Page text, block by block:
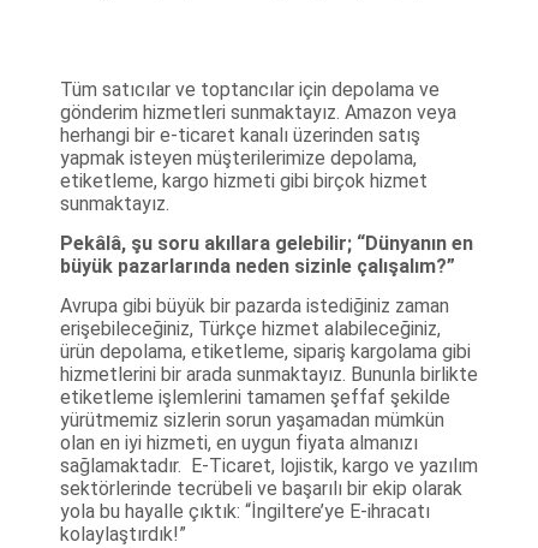
Tüm satıcılar ve toptancılar için depolama ve
gönderim hizmetleri sunmaktayız. Amazon veya
herhangi bir e-ticaret kanalı üzerinden satış
yapmak isteyen müşterilerimize depolama,
etiketleme, kargo hizmeti gibi birçok hizmet
sunmaktayız.
Pekâlâ, şu soru akıllara gelebilir; “Dünyanın en
büyük pazarlarında neden sizinle çalışalım?”
Avrupa gibi büyük bir pazarda istediğiniz zaman
erişebileceğiniz, Türkçe hizmet alabileceğiniz,
ürün depolama, etiketleme, sipariş kargolama gibi
hizmetlerini bir arada sunmaktayız. Bununla birlikte
etiketleme işlemlerini tamamen şeffaf şekilde
yürütmemiz sizlerin sorun yaşamadan mümkün
olan en iyi hizmeti, en uygun fiyata almanızı
sağlamaktadır. E-Ticaret, lojistik, kargo ve yazılım
sektörlerinde tecrübeli ve başarılı bir ekip olarak
yola bu hayalle çıktık: “İngiltere’ye E-ihracatı
kolaylaştırdık!”